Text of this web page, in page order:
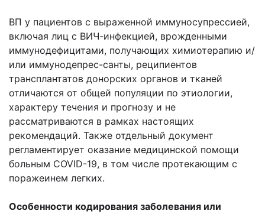
ВП у пациентов с выраженной иммуносупрессией,
включая лиц с ВИЧ-инфекцией, врожденными
иммунодефицитами, получающих химиотерапию и/
или иммунодепрес-санты, реципиентов
трансплантатов донорских органов и тканей
отличаются от общей популяции по этиологии,
характеру течения и прогнозу и не
рассматриваются в рамках настоящих
рекомендаций. Также отдельный документ
регламентирует оказание медицинской помощи
больным COVID-19, в том числе протекающим с
поражеинем легких.
Особенности кодирования заболевания или